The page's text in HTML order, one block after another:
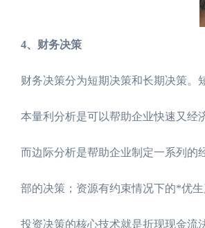
4、财务决策
财务决策分为短期决策和长期决策。
本量利分析是可以帮助企业快速又经
而边际分析是帮助企业制定一系列的
部的决策；资源有约束情况下的*优生
投资决策的核心技术就是折现现金流